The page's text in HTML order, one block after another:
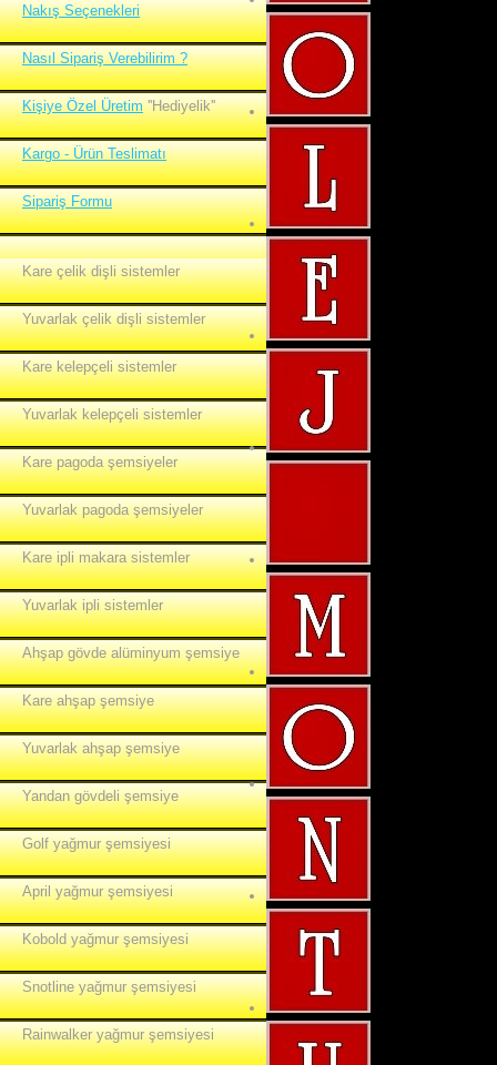
Nakış Seçenekleri
Nasıl Sipariş Verebilirim ?
Kişiye Özel Üretim''Hediyelik''
Kargo - Ürün Teslimatı
Sipariş Formu
Kare çelik dişli sistemler
Yuvarlak çelik dişli sistemler
Kare kelepçeli sistemler
Yuvarlak kelepçeli sistemler
Kare pagoda şemsiyeler
Yuvarlak pagoda şemsiyeler
Kare ipli makara sistemler
Yuvarlak ipli sistemler
Ahşap gövde alüminyum şemsiye
Kare ahşap şemsiye
Yuvarlak ahşap şemsiye
Yandan gövdeli şemsiye
Golf yağmur şemsiyesi
April yağmur şemsiyesi
Kobold yağmur şemsiyesi
Snotline yağmur şemsiyesi
Rainwalker yağmur şemsiyesi